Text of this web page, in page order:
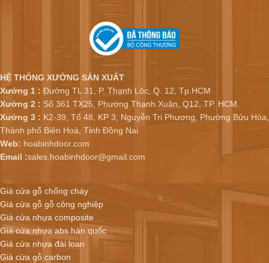
HỆ THỐNG XƯỞNG SẢN XUẤT
Xưởng 1 : Đường TL 31, P. Thạnh Lộc, Q. 12, Tp.HCM
Xưởng 2 : Số 361 TX25, Phường Thạnh Xuân, Q12, TP. HCM.
Xưởng 3 : K2-39, Tổ 48, KP 3, Nguyễn Tri Phương, Phường Bửu Hòa,
Thành phố Biên Hoà, Tỉnh Đồng Nai
Web: hoabinhdoor.com
Email :sales.hoabinhdoor@gmail.com
Giá cửa gỗ chống cháy
Giá cửa gỗ gỗ công nghiệp
Giá cửa nhựa composite
Giá cửa nhựa abs hàn quốc
Giá cửa nhựa đài loan
Giá cửa gỗ carbon